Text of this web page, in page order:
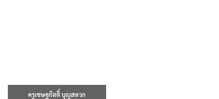
ครูเชษฐกิตติ์ บุญสดวก